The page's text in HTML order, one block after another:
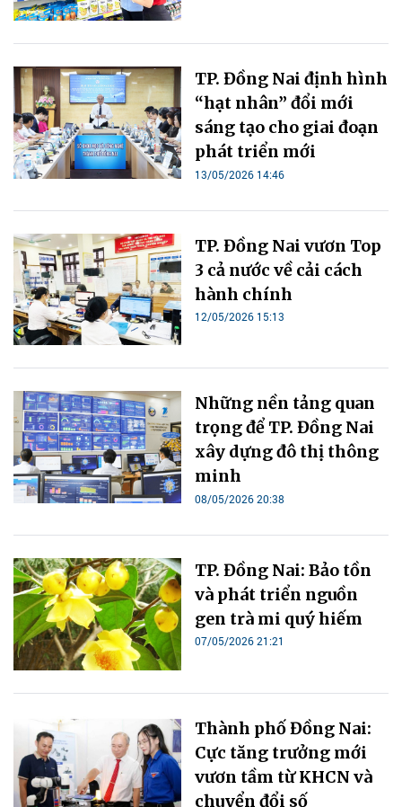
TP. Đồng Nai định hình
“hạt nhân” đổi mới
sáng tạo cho giai đoạn
phát triển mới
13/05/2026 14:46
TP. Đồng Nai vươn Top
3 cả nước về cải cách
hành chính
12/05/2026 15:13
Những nền tảng quan
trọng để TP. Đồng Nai
xây dựng đô thị thông
minh
08/05/2026 20:38
TP. Đồng Nai: Bảo tồn
và phát triển nguồn
gen trà mi quý hiếm
07/05/2026 21:21
Thành phố Đồng Nai:
Cực tăng trưởng mới
vươn tầm từ KHCN và
chuyển đổi số